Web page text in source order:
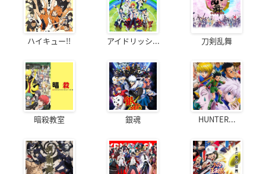
ハイキュー!! アイドリッシ... 刀剣乱舞
暗殺教室 銀魂 HUNTER...